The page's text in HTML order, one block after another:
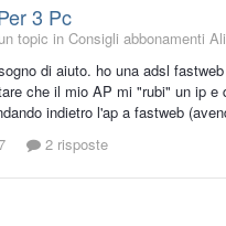
3 Pc
topic in Consigli abbonamenti
di aiuto. ho una adsl
che il mio AP mi "rubi" un ip
indietro l'ap a fastweb
2 risposte